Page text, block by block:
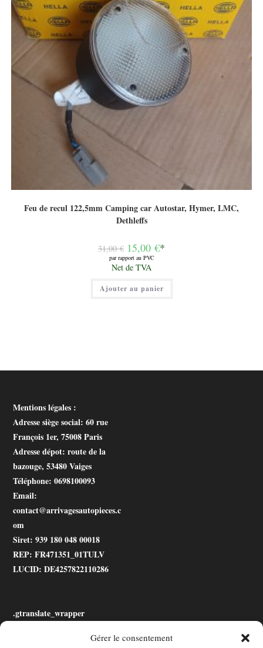
Gérer le consentement
Feu de recul 122,5mm Camping car Autostar, Hymer, LMC,
Dethleffs
31,00€ Le
prix
initial
était :
31,00 €.
15,00 €*
par rapport au PVC
Le
prix
actuel
est :
15,00 €.
Net de TVA
Ajouter au panier
Mentions légales :
Adresse siège social: 60 rue
François 1er, 75008 Paris
Adresse dépot: route de la
bazouge, 53480 Vaiges
Téléphone: 0698100093
Email:
contact@arrivagesautopieces.c
om
Siret: 939 180 048 00018
REP: FR471351_01TULV
LUCID: DE4257822110286
.gtranslate_wrapper